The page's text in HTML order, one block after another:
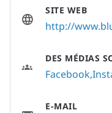
SITE WEB
http://
DES MÉDIAS
Facebook
E-MAIL